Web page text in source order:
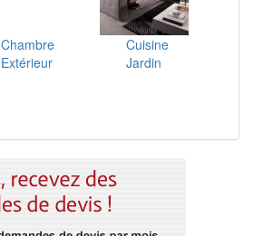
Chambre
Cuisine
Extérieur
Jardin